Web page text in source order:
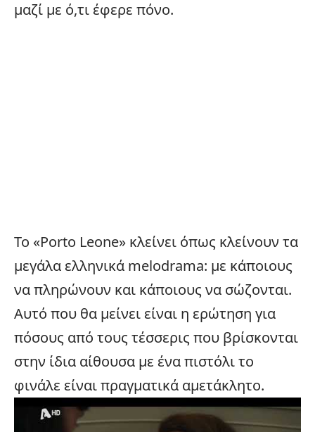
μαζί με ό,τι έφερε πόνο.
Το «Porto Leone» κλείνει όπως κλείνουν τα
μεγάλα ελληνικά melodrama: με κάποιους
να πληρώνουν και κάποιους να σώζονται.
Αυτό που θα μείνει είναι η ερώτηση για
πόσους από τους τέσσερις που βρίσκονται
στην ίδια αίθουσα με ένα πιστόλι το
φινάλε είναι πραγματικά αμετάκλητο.